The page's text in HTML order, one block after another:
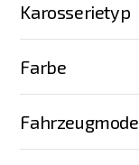
Karosserietyp
Farbe